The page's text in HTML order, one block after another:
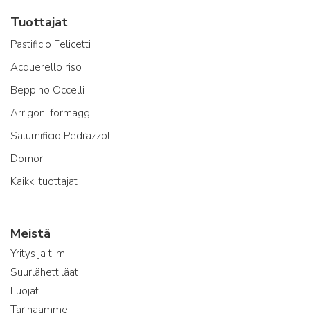
Tuottajat
Pastificio Felicetti
Acquerello riso
Beppino Occelli
Arrigoni formaggi
Salumificio Pedrazzoli
Domori
Kaikki tuottajat
Meistä
Yritys ja tiimi
Suurlähettiläät
Luojat
Tarinaamme